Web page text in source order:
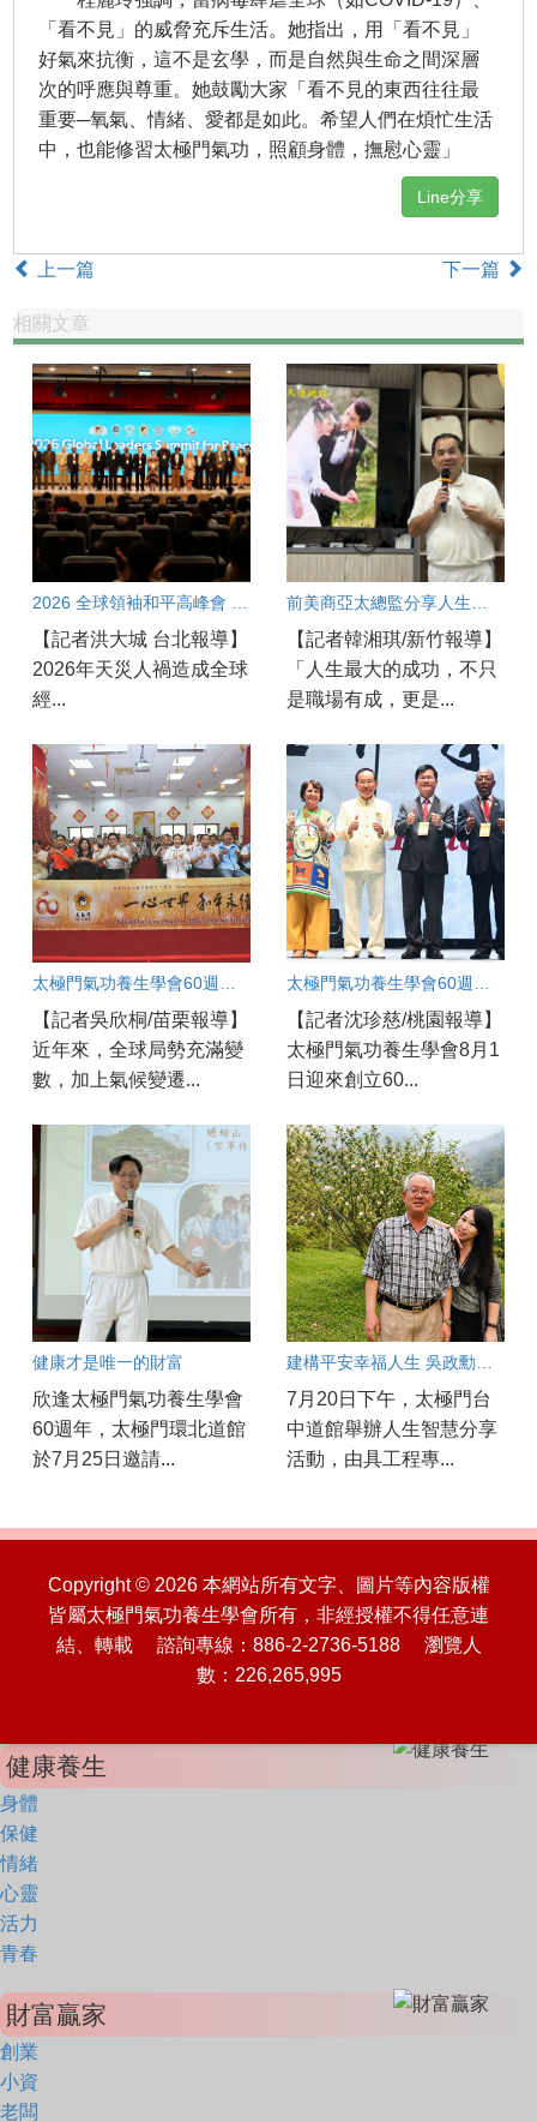
「看不見」的威脅充斥生活。她指出，用「看不見」
好氣來抗衡，這不是玄學，而是自然與生命之間深層
次的呼應與尊重。她鼓勵大家「看不見的東西往往最
重要─氧氣、情緒、愛都是如此。希望人們在煩忙生活
中，也能修習太極門氣功，照顧身體，撫慰心靈」
Line分享
上一篇 下一篇
相關文章
【記者洪大城 台北報導】
2026年天災人禍造成全球
經...
【記者韓湘琪/新竹報導】
「人生最大的成功，不只
是職場有成，更是...
【記者吳欣桐/苗栗報導】
近年來，全球局勢充滿變
數，加上氣候變遷...
【記者沈珍慈/桃園報導】
太極門氣功養生學會8月1
日迎來創立60...
健康才是唯一的財富
欣逢太極門氣功養生學會
60週年，太極門環北道館
於7月25日邀請...
建構平安幸福人生 吳政勳分享以良心與正能量守護工安
7月20日下午，太極門台
中道館舉辦人生智慧分享
活動，由具工程專...
Copyright © 2026 本網站所有文字、圖片等內容版權
皆屬太極門氣功養生學會所有，非經授權不得任意連
結、轉載 諮詢專線：886-2-2736-5188 瀏覽人
數：226,265,995
健康養生
身體
保健
情緒
心靈
活力
青春
財富贏家
創業
小資
老闆